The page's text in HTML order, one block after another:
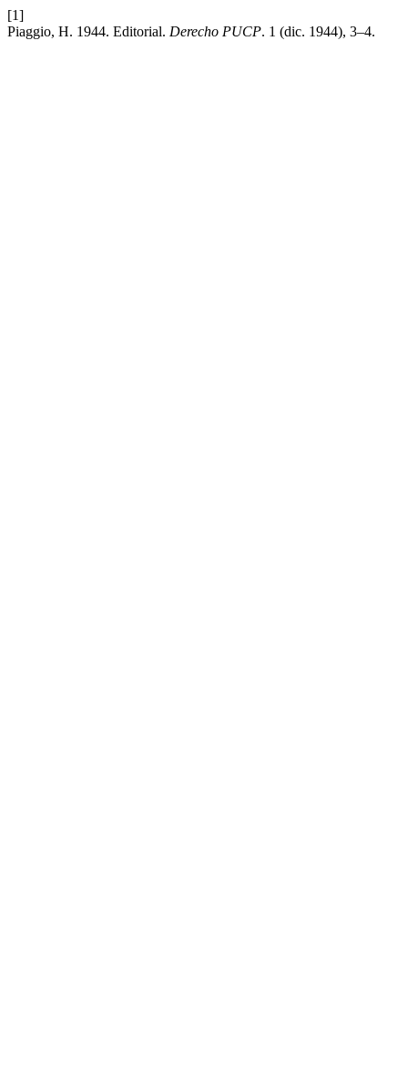
[1]
Piaggio, H. 1944. Editorial. Derecho PUCP. 1 (dic. 1944), 3–4.